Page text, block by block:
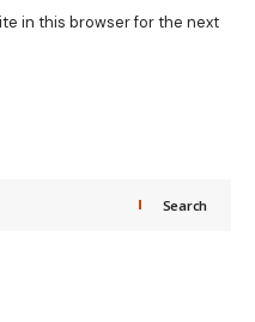
in this browser for the next
Search